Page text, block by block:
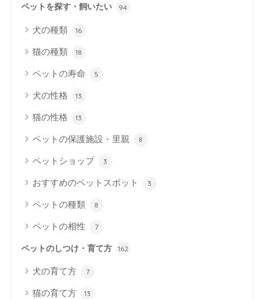
ペットを探す・飼いたい 94
犬の種類 16
猫の種類 18
ペットの寿命 5
犬の性格 13
猫の性格 13
ペットの保護施設・里親 8
ペットショップ 3
おすすめのペットスポット 3
ペットの種類 8
ペットの相性 7
ペットのしつけ・育て方 162
犬の育て方 7
猫の育て方 13